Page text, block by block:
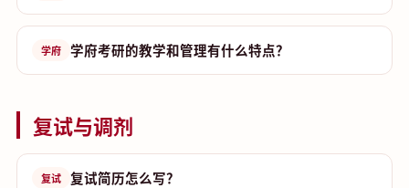
学府 学府考研的教学和管理有什么特点？
复试与调剂
复试 复试简历怎么写？